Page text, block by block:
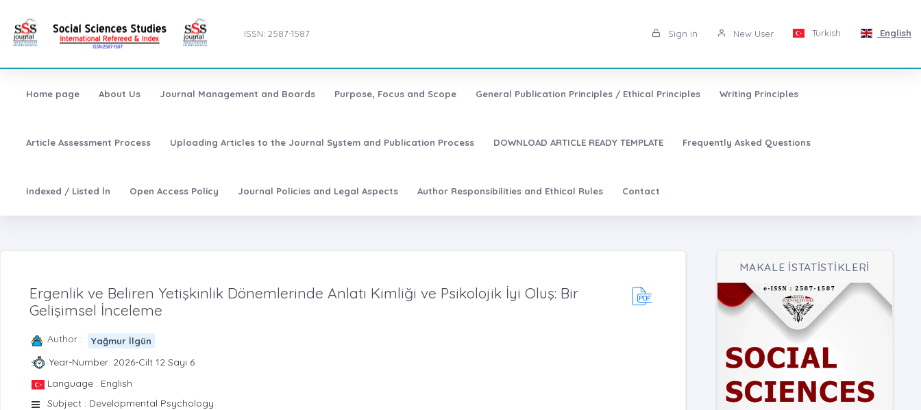
ISSN: 2587-1587 Sign in New User Turkish English
Home page About Us Journal Management and Boards Purpose, Focus and Scope General Publication Principles / Ethical Principles Writing Principles
Article Assessment Process Uploading Articles to the Journal System and Publication Process DOWNLOAD ARTICLE READY TEMPLATE Frequently Asked Questions
Indexed / Listed İn Open Access Policy Journal Policies and Legal Aspects Author Responsibilities and Ethical Rules Contact
Ergenlik ve Beliren Yetişkinlik Dönemlerinde Anlatı Kimliği ve Psikolojik İyi Oluş: Bir
Gelişimsel İnceleme
Author : Yağmur İlgün
Year-Number: 2026-Cilt 12 Sayı 6
Language : English
Subject : Developmental Psychology
MAKALE İSTATİSTİKLERİ